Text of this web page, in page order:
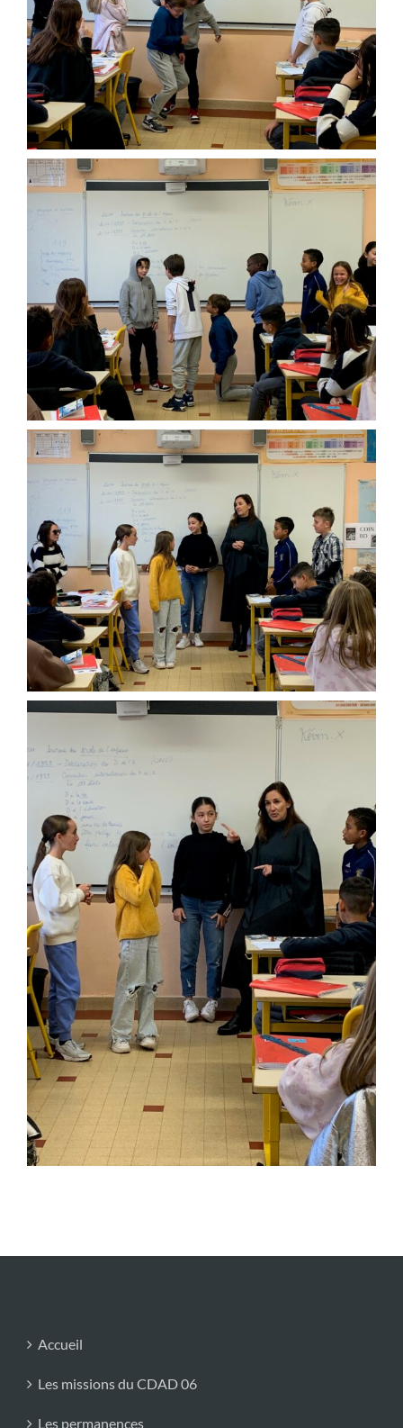
Accueil
Les missions du CDAD 06
Les permanences